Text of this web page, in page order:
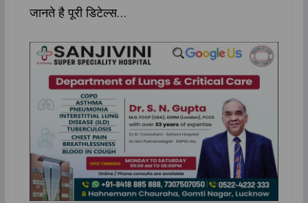
जानते है पूरी डिटेल्स…